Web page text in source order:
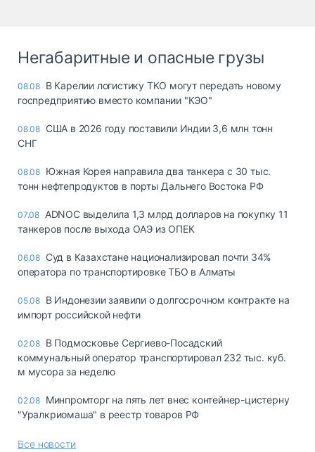
Негабаритные и опасные грузы
08.08 В Карелии логистику ТКО могут передать новому
госпредприятию вместо компании "КЭО"
08.08 США в 2026 году поставили Индии 3,6 млн тонн
СНГ
08.08 Южная Корея направила два танкера с 30 тыс.
тонн нефтепродуктов в порты Дальнего Востока РФ
07.08 ADNOC выделила 1,3 млрд долларов на покупку 11
танкеров после выхода ОАЭ из ОПЕК
06.08 Суд в Казахстане национализировал почти 34%
оператора по транспортировке ТБО в Алматы
05.08 В Индонезии заявили о долгосрочном контракте на
импорт российской нефти
02.08 В Подмосковье Сергиево-Посадский
коммунальный оператор транспортировал 232 тыс. куб.
м мусора за неделю
02.08 Минпромторг на пять лет внес контейнер-цистерну
"Уралкриомаша" в реестр товаров РФ
Все новости